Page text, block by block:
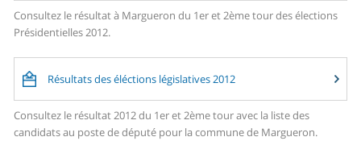
Consultez le résultat à Margueron du 1er et 2ème tour des élections
Présidentielles 2012.
Résultats des éléctions législatives 2012
Consultez le résultat 2012 du 1er et 2ème tour avec la liste des
candidats au poste de député pour la commune de Margueron.